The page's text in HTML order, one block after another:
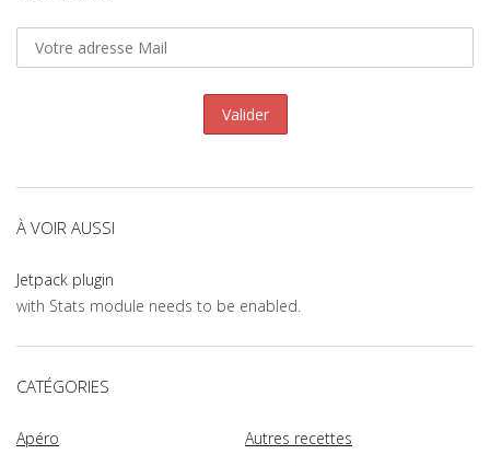
À VOIR AUSSI
Jetpack plugin
with Stats module needs to be enabled.
CATÉGORIES
Apéro
Autres recettes